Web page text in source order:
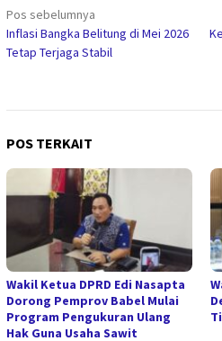
Navigasi
pos
Pos sebelumnya
Inflasi Bangka Belitung di Mei 2026
Tetap Terjaga Stabil
POS TERKAIT
Wakil Ketua DPRD Edi Nasapta
Dorong Pemprov Babel Mulai
Program Pengukuran Ulang
Hak Guna Usaha Sawit